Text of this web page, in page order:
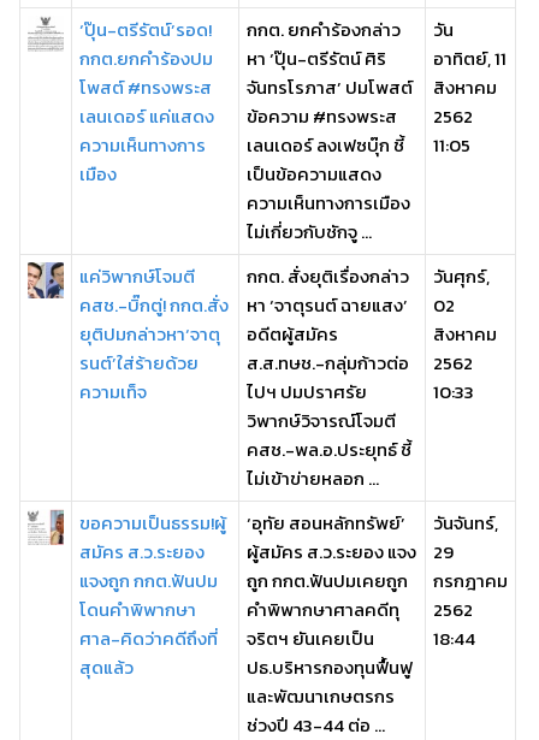
‘ปุ๊น-ตรีรัตน์’รอด!
กกต.ยกคำร้องปม
โพสต์ #ทรงพระส
เลนเดอร์ แค่แสดง
ความเห็นทางการ
เมือง
กกต. ยกคำร้องกล่าว
หา ‘ปุ๊น-ตรีรัตน์ ศิริ
จันทรโรภาส’ ปมโพสต์
ข้อความ #ทรงพระส
เลนเดอร์ ลงเฟซบุ๊ก ชี้
เป็นข้อความแสดง
ความเห็นทางการเมือง
ไม่เกี่ยวกับชักจู ...
วัน
อาทิตย์, 11
สิงหาคม
2562
11:05
แค่วิพากษ์โจมตี
คสช.-บิ๊กตู่! กกต.สั่ง
ยุติปมกล่าวหา‘จาตุ
รนต์’ใส่ร้ายด้วย
ความเท็จ
กกต. สั่งยุติเรื่องกล่าว
หา ‘จาตุรนต์ ฉายแสง’
อดีตผู้สมัคร
ส.ส.ทษช.-กลุ่มก้าวต่อ
ไปฯ ปมปราศรัย
วิพากษ์วิจารณ์โจมตี
คสช.-พล.อ.ประยุทธ์ ชี้
ไม่เข้าข่ายหลอก ...
วันศุกร์,
02
สิงหาคม
2562
10:33
ขอความเป็นธรรม!ผู้
สมัคร ส.ว.ระยอง
แจงถูก กกต.ฟันปม
โดนคำพิพากษา
ศาล-คิดว่าคดีถึงที่
สุดแล้ว
‘อุทัย สอนหลักทรัพย์’
ผู้สมัคร ส.ว.ระยอง แจง
ถูก กกต.ฟันปมเคยถูก
คำพิพากษาศาลคดีทุ
จริตฯ ยันเคยเป็น
ปธ.บริหารกองทุนฟื้นฟู
และพัฒนาเกษตรกร
ช่วงปี 43-44 ต่อ ...
วันจันทร์,
29
กรกฎาคม
2562
18:44